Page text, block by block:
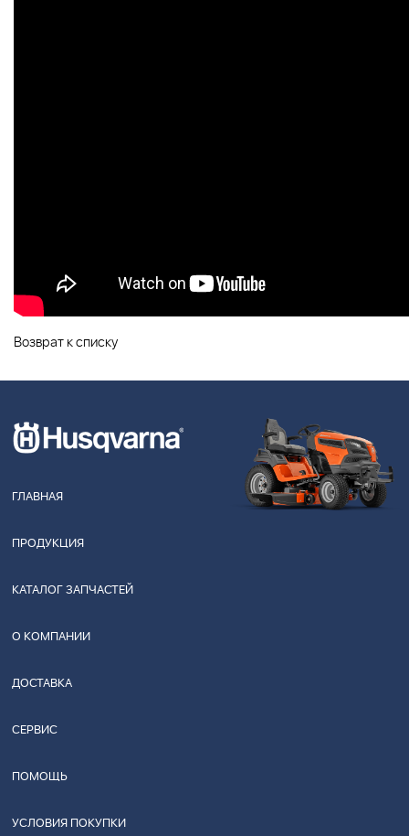
Возврат к списку
ГЛАВНАЯ
ПРОДУКЦИЯ
КАТАЛОГ ЗАПЧАСТЕЙ
О КОМПАНИИ
ДОСТАВКА
СЕРВИС
ПОМОЩЬ
УСЛОВИЯ ПОКУПКИ